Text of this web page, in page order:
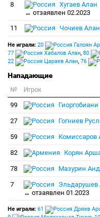
8
Хугаев Алан
↔ отзаявлен 02.2023
11 Чочиев Алан
Не играли: 20 Галоян
77
Хабалов Алан, 80
22
Цараев Алан, 76
Нападающие
№ Игрок
99
27 Гогниев
59 Комиссаров
82 Корян
78 Мазурин
7
Эльдарушев
↔ отзаявлен 01.2023
Не играли: 61 Дряев